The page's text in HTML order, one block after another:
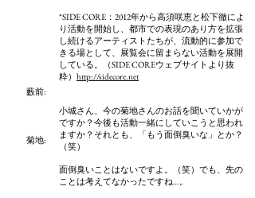
*SIDE CORE：2012年から高須咲恵と松下徹によ
り活動を開始し、都市での表現のあり方を拡張
し続けるアーティストたちが、流動的に参加で
きる場として、展覧会に留まらない活動を展開
している。（SIDE COREウェブサイトより抜
粋） http://sidecore.net
小城さん、今の菊地さんのお話を聞いていかが
ですか？今後も活動一緒にしていこうと思われ
ますか？それとも、「もう面倒臭いな」とか？
（笑）
面倒臭いことはないですよ。（笑）でも、先の
ことは考えてなかったですね…。
藪前:
菊地: